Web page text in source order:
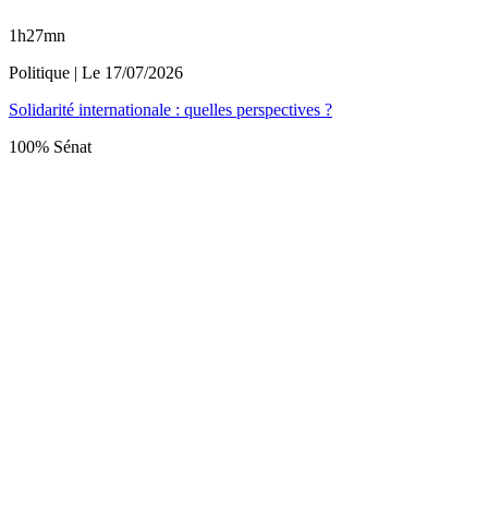
1h27mn
Politique | Le 17/07/2026
Solidarité internationale : quelles perspectives ?
100% Sénat